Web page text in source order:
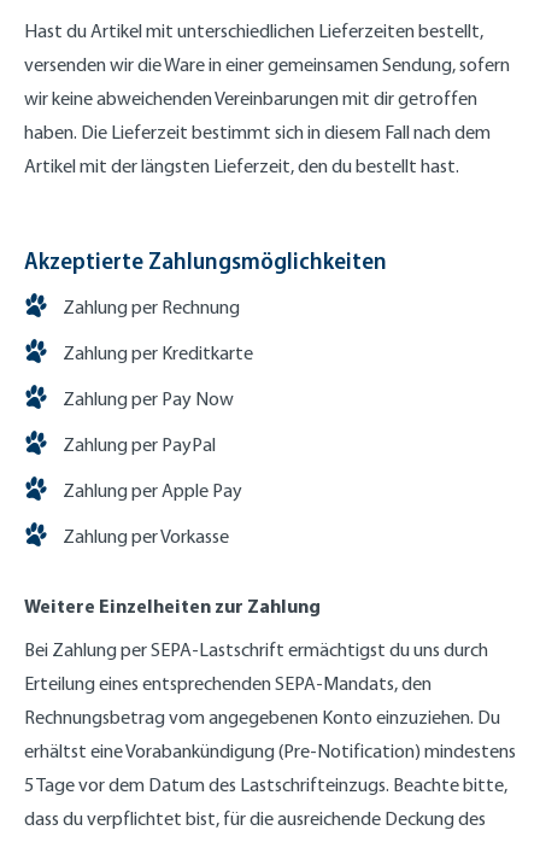
Hast du Artikel mit unterschiedlichen Lieferzeiten bestellt,
versenden wir die Ware in einer gemeinsamen Sendung, sofern
wir keine abweichenden Vereinbarungen mit dir getroffen
haben. Die Lieferzeit bestimmt sich in diesem Fall nach dem
Artikel mit der längsten Lieferzeit, den du bestellt hast.
Akzeptierte Zahlungsmöglichkeiten
Zahlung per Rechnung
Zahlung per Kreditkarte
Zahlung per Pay Now
Zahlung per PayPal
Zahlung per Apple Pay
Zahlung per Vorkasse
Weitere Einzelheiten zur Zahlung
Bei Zahlung per SEPA-Lastschrift ermächtigst du uns durch
Erteilung eines entsprechenden SEPA-Mandats, den
Rechnungsbetrag vom angegebenen Konto einzuziehen. Du
erhältst eine Vorabankündigung (Pre-Notification) mindestens
5 Tage vor dem Datum des Lastschrifteinzugs. Beachte bitte,
dass du verpflichtet bist, für die ausreichende Deckung des